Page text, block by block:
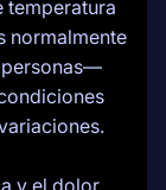
temperatura
normalmente
personas—
y el dolor